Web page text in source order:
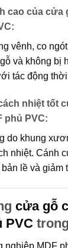
cao của cửa
:
vênh, co
và không bị
tác động thời
nhiệt tốt
phủ PVC:
do khung
nhiệt. Cánh
lề và giảm
cửa gỗ
PVC
nghiệp MDF